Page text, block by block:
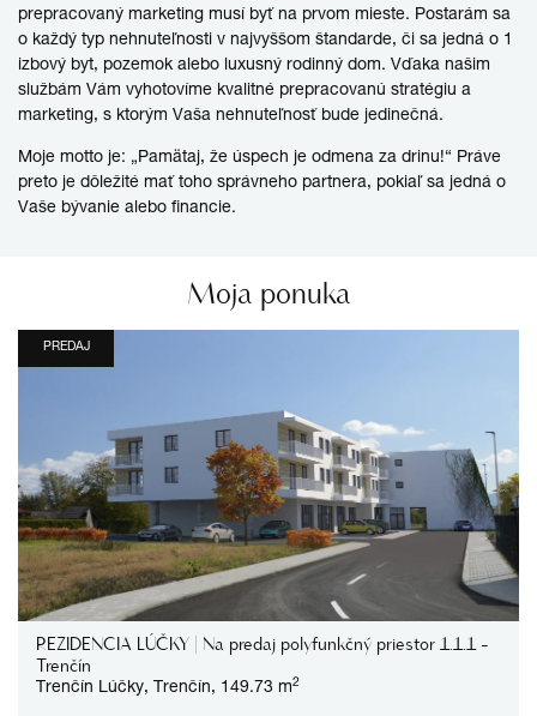
prepracovaný marketing musí byť na prvom mieste. Postarám sa
o každý typ nehnuteľnosti v najvyššom štandarde, či sa jedná o 1
izbový byt, pozemok alebo luxusný rodinný dom. Vďaka našim
službám Vám vyhotovíme kvalitné prepracovanú stratégiu a
marketing, s ktorým Vaša nehnuteľnosť bude jedinečná.
Moje motto je: „Pamätaj, že úspech je odmena za drinu!“ Práve
preto je dôležité mať toho správneho partnera, pokiaľ sa jedná o
Vaše bývanie alebo financie.
Moja ponuka
PREDAJ
REZIDENCIA LÚČKY | Na predaj polyfunkčný priestor 1.1.1 -
Trenčín
Trenčín Lúčky, Trenčín, 149.73 m2